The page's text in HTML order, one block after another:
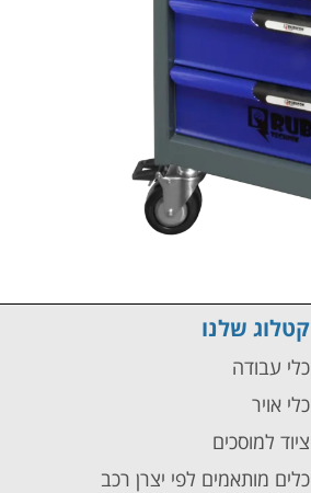
קטלוג שלנו
כלי עבודה
כלי אויר
ציוד למוסכים
כלים מותאמים לפי יצרן רכב